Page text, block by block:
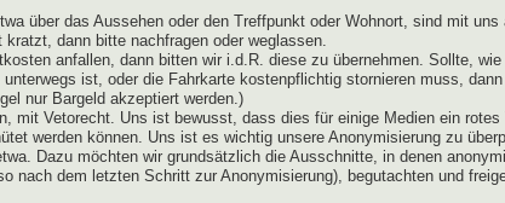
über das Aussehen oder den Treffpunkt oder Wohnort, sind mit
dann bitte nachfragen oder weglassen.
anfallen, dann bitten wir i.d.R. diese zu übernehmen. Sollte,
ist, oder die Fahrkarte kostenpflichtig stornieren muss,
nur Bargeld akzeptiert werden.)
mit Vetorecht. Uns ist bewusst, dass dies für einige Medien ein
werden können. Uns ist es wichtig unsere Anonymisierung zu
Dazu möchten wir grundsätzlich die Ausschnitte, in denen
nach dem letzten Schritt zur Anonymisierung), begutachten und